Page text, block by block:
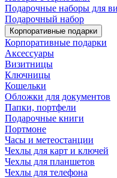
Подарочные наборы для
Подарочный набор
Корпоративные подарки
Корпоративные подарки
Аксессуары
Визитницы
Ключницы
Кошельки
Обложки для документов
Папки, портфели
Подарочные книги
Портмоне
Часы и метеостанции
Чехлы для карт и ключей
Чехлы для планшетов
Чехлы для телефона